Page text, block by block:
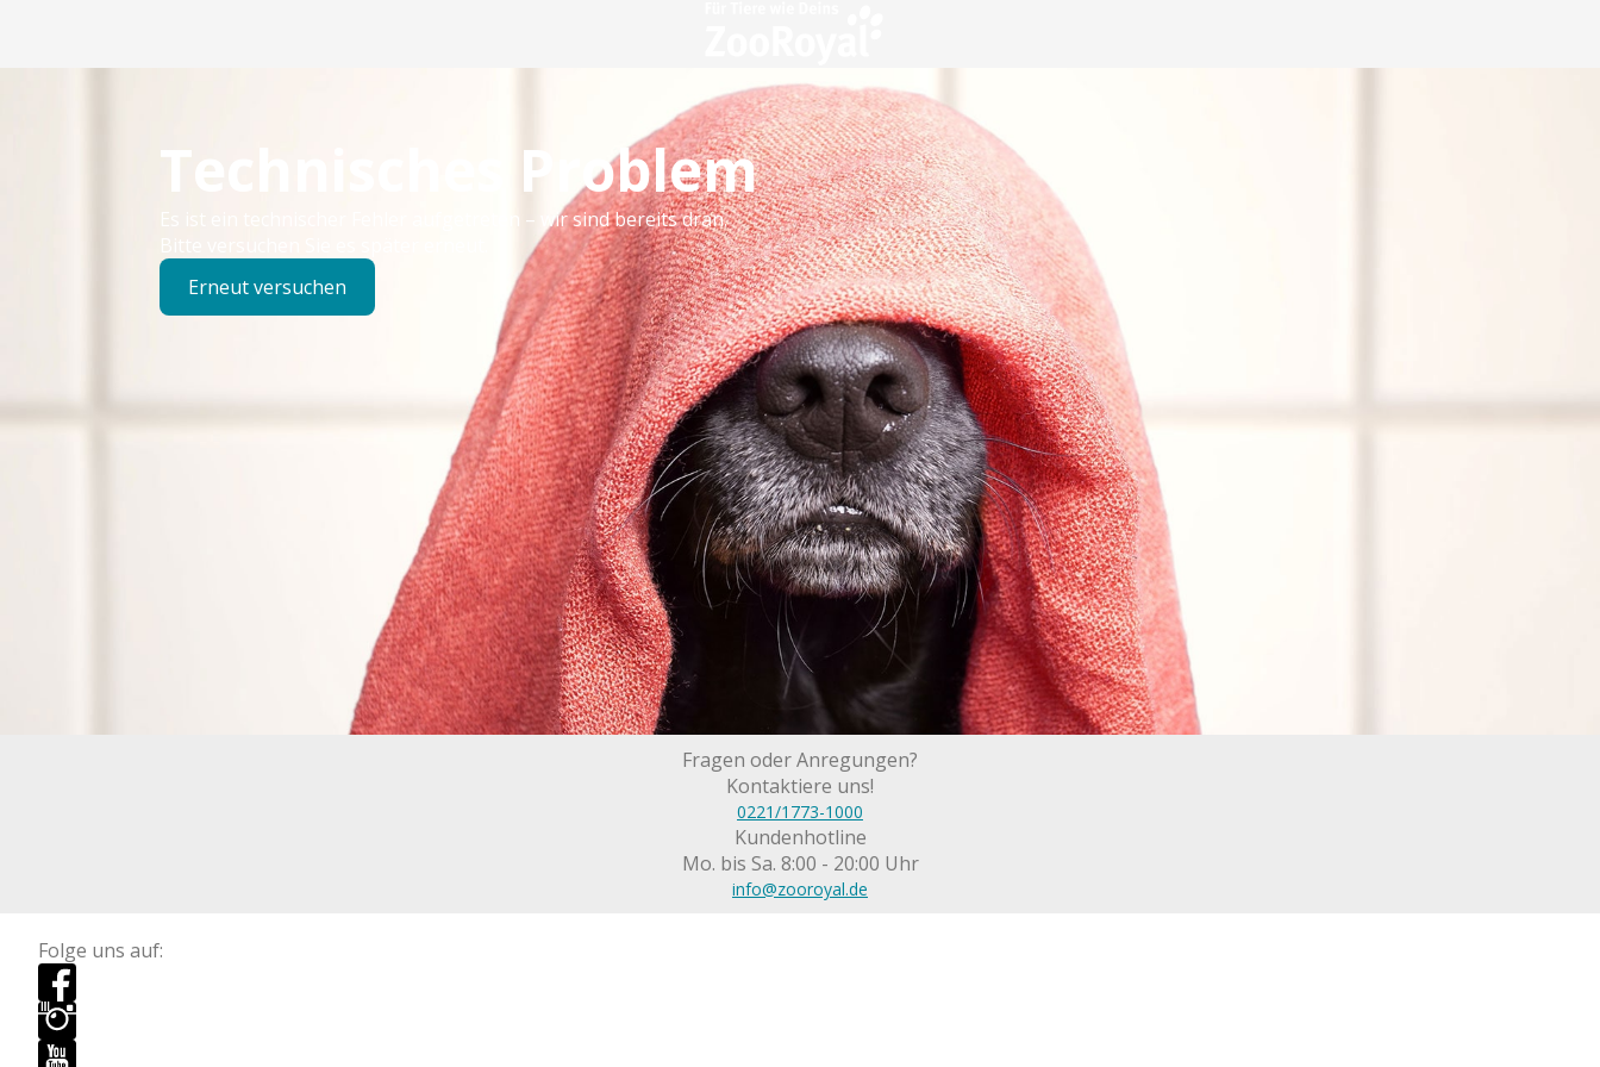
Technisches Problem
Es ist ein technischer Fehler aufgetreten – wir sind bereits dran.
Bitte versuchen Sie es später erneut.
Erneut versuchen
Fragen oder Anregungen?
Kontaktiere uns!
0221/1773-1000
Kundenhotline
Mo. bis Sa. 8:00 - 20:00 Uhr
info@zooroyal.de
Folge uns auf: